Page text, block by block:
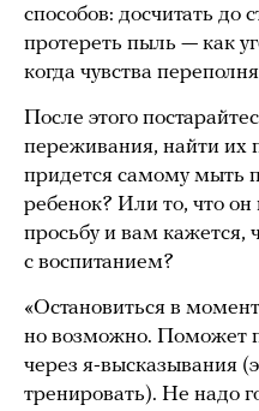
способов: досчитать до
протереть пыль — как
когда чувства
После этого
переживания, найти их
придется самому мыть
ребенок? Или то, что
просьбу и вам кажется,
с воспитанием?
«Остановиться в
но возможно. Поможет
через я-высказывания
тренировать). Не надо